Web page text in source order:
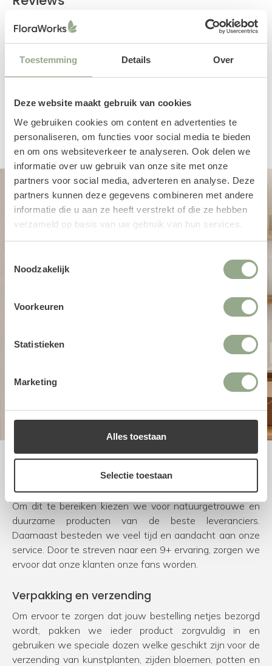
Toestemming Details Over
Deze website maakt gebruik van cookies
We gebruiken cookies om content en advertenties te
personaliseren, om functies voor social media te bieden
en om ons websiteverkeer te analyseren. Ook delen we
informatie over uw gebruik van onze site met onze
partners voor social media, adverteren en analyse. Deze
partners kunnen deze gegevens combineren met andere
informatie die u aan ze heeft verstrekt of die ze hebben
verzameld op basis van uw gebruik van hun services.
Noodzakelijk
Voorkeuren
Statistieken
Marketing
Alles toestaan
Selectie toestaan
Een productbeoordeling toevoegen
Uitstekende service
Bij FloraWorks worden we blij van enthousiaste klanten.
Om dit te bereiken kiezen we voor natuurgetrouwe en
duurzame producten van de beste leveranciers.
Daarnaast besteden we veel tijd en aandacht aan onze
service. Door te streven naar een 9+ ervaring, zorgen we
ervoor dat onze klanten onze fans worden.
Verpakking en verzending
Om ervoor te zorgen dat jouw bestelling netjes bezorgd
wordt, pakken we ieder product zorgvuldig in en
gebruiken we speciale dozen welke geschikt zijn voor de
verzending van kunstplanten, zijden bloemen, potten en